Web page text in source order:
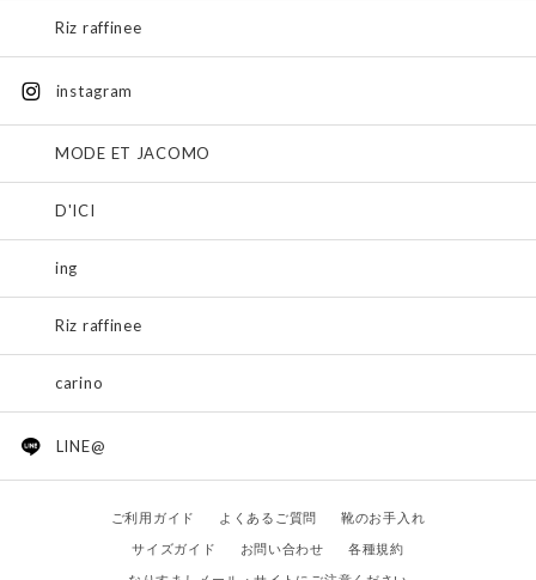
Riz raffinee
instagram
MODE ET JACOMO
D'ICI
ing
Riz raffinee
carino
LINE@
ご利用ガイド よくあるご質問
靴のお手入れ
サイズガイド
お問い合わせ
各種規約